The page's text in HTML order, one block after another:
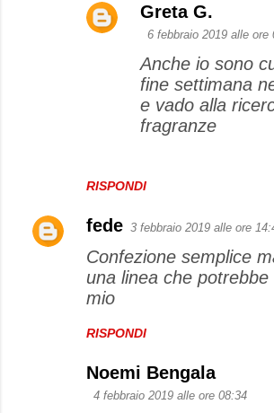
RISPONDI
Greta G.
6 febbraio 2019 alle ore
Anche io sono
fine settimana
e vado alla
fragranze
fede 3 febbraio 2019 alle ore
Confezione semplice
una linea che
mio
RISPONDI
Noemi Bengala
4 febbraio 2019 alle ore 08:34